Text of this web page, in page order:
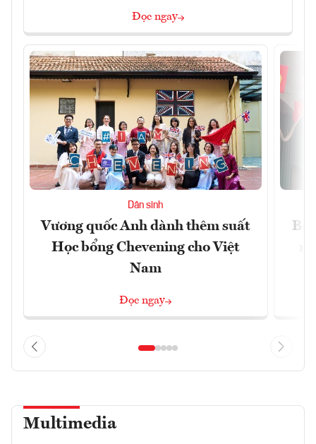
Đọc ngay
Dân sinh
Vương quốc Anh dành thêm suất
Học bổng Chevening cho Việt
Nam
Đọc ngay
Bộ
Multimedia